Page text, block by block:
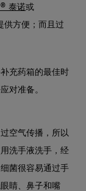
泰诺或
供方便；而且过
充药箱的最佳时
对准备。
空气传播，所以
用洗手液洗手，经
菌很容易通过手
睛、鼻子和嘴